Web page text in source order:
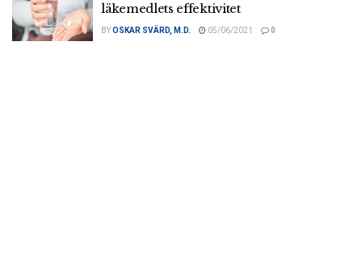
läkemedlets effektivitet
BYOSKAR SVÄRD, M.D. 05/06/2021 0